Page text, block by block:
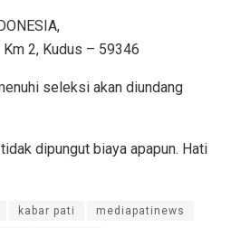
2, Kudus – 59346
seleksi akan diundang
dipungut biaya apapun. Hati
kabar pati mediapatinews